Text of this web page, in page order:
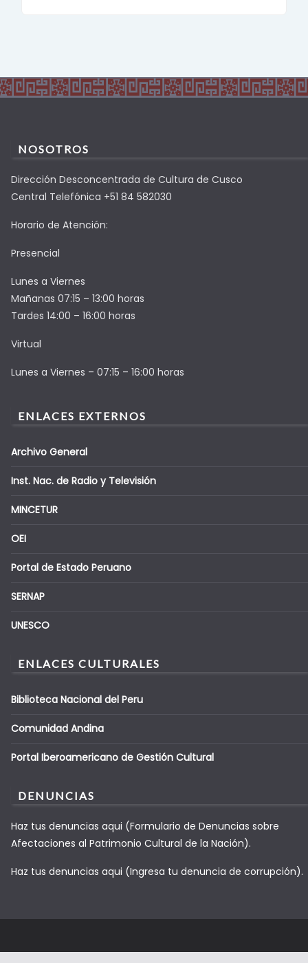
NOSOTROS
Dirección Desconcentrada de Cultura de Cusco
Central Telefónica +51 84 582030
Horario de Atención:
Presencial
Lunes a Viernes
Mañanas 07:15 – 13:00 horas
Tardes 14:00 – 16:00 horas
Virtual
Lunes a Viernes – 07:15 – 16:00 horas
ENLACES EXTERNOS
Archivo General
Inst. Nac. de Radio y Televisión
MINCETUR
OEI
Portal de Estado Peruano
SERNAP
UNESCO
ENLACES CULTURALES
Biblioteca Nacional del Peru
Comunidad Andina
Portal Iberoamericano de Gestión Cultural
DENUNCIAS
Haz tus denuncias aqui (Formulario de Denuncias sobre
Afectaciones al Patrimonio Cultural de la Nación).
Haz tus denuncias aqui (Ingresa tu denuncia de corrupción).